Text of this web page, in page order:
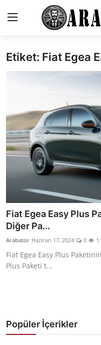
İletişim
Karşılaştırmalar
Testler
Markalar
Öneriler
Motosiklet
Paketler
Yağlar
Oto Bilgi
Etiket: Fiat Egea
Fiat Egea Easy Plus
Diğer Pa...
Arabator Haziran 17, 2024 0
Fiat Egea Easy Plus
Plus Paketi t...
Popüler İçerikler